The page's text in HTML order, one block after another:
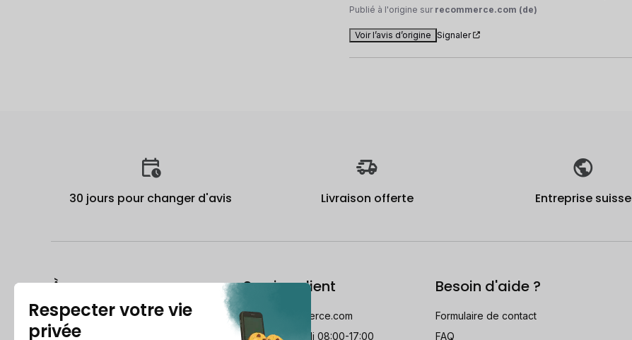
Publié à l'origine sur recommerce.com (de)
Voir l’avis d’origine Signaler
30 jours pour changer d'avis Livraison offerte Entreprise suisse
À propos
Le Guide du reconditionné
Qui est Recommerce® ?
Service client
frch@recommerce.com
Lundi-Vendredi 08:00-17:00
Besoin d'aide ?
Formulaire de contact
FAQ